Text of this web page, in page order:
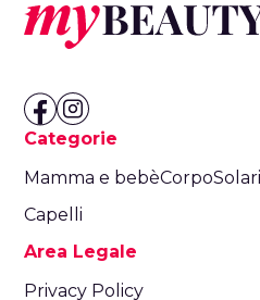
Categorie
Mamma e bebèCorpo
Capelli
Area Legale
Privacy Policy